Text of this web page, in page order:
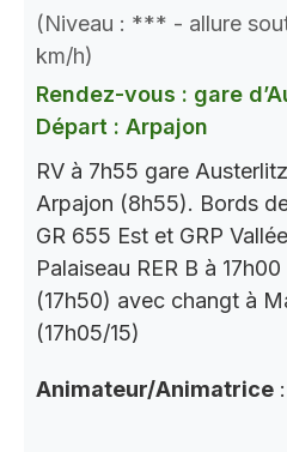
(Niveau : *** - allure
km/h)
Rendez-vous : gare
Départ : Arpajon
RV à 7h55 gare
Arpajon (8h55). Bords
GR 655 Est et GRP
Palaiseau RER B à
(17h50) avec changt à
(17h05/15)
Animateur/Animatrice